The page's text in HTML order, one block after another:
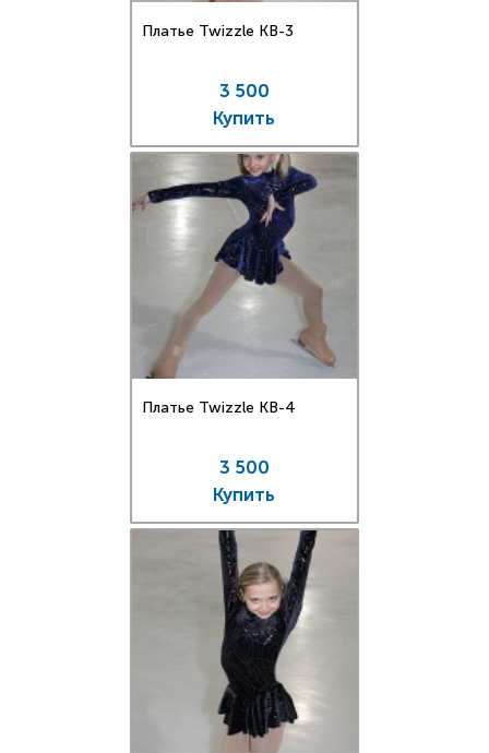
Платье Twizzle КВ-3
3 500
Купить
Платье Twizzle КВ-4
3 500
Купить